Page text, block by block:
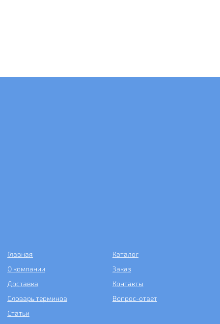
Главная
Каталог
О компании
Заказ
Доставка
Контакты
Словарь терминов
Вопрос-ответ
Статьи